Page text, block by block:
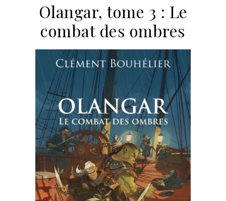
Olangar, tome 3 : Le
combat des ombres